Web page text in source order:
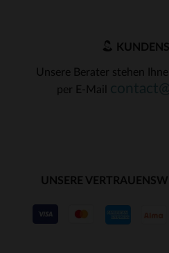
Unsere Berater stehen
per E-Mail
UNSERE